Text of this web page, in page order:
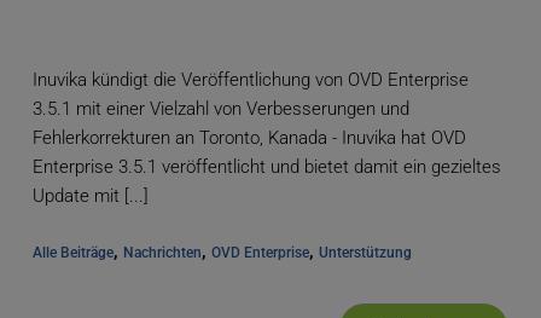
Inuvika kündigt die Veröffentlichung von OVD Enterprise
3.5.1 mit einer Vielzahl von Verbesserungen und
Fehlerkorrekturen an Toronto, Kanada - Inuvika hat OVD
Enterprise 3.5.1 veröffentlicht und bietet damit ein gezieltes
Update mit [...]
Alle Beiträge, Nachrichten, OVD Enterprise, Unterstützung